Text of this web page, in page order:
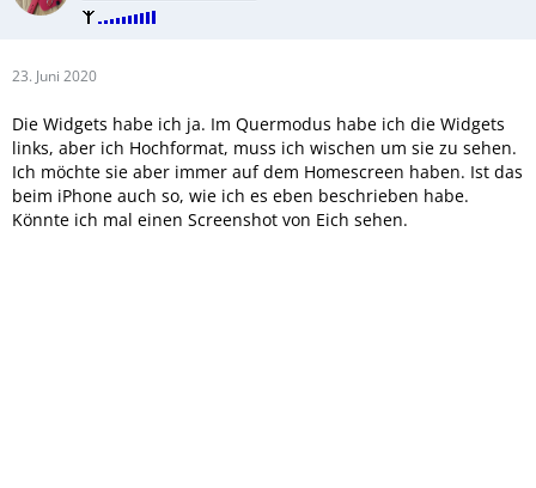
23. Juni 2020
Die Widgets habe ich ja. Im Quermodus habe ich die Widgets
links, aber ich Hochformat, muss ich wischen um sie zu sehen.
Ich möchte sie aber immer auf dem Homescreen haben. Ist das
beim iPhone auch so, wie ich es eben beschrieben habe.
Könnte ich mal einen Screenshot von Eich sehen.